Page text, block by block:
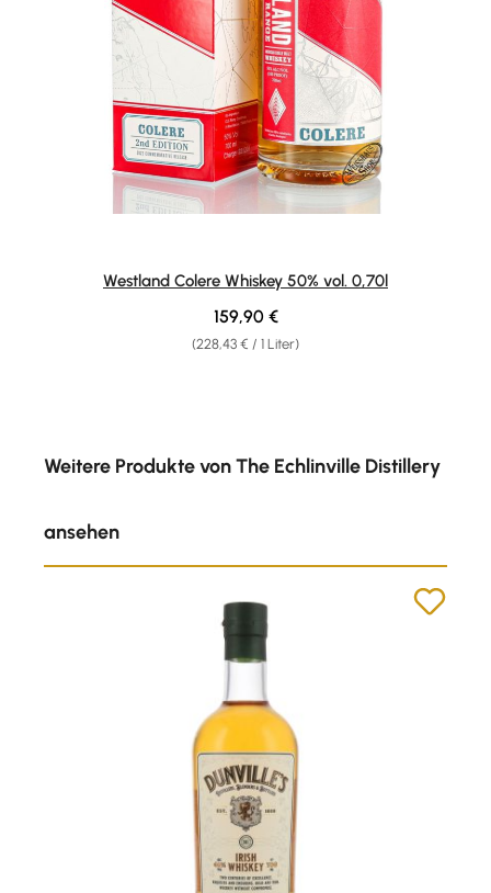
Westland Colere Whiskey 50% vol. 0,70l
(228,43 € / 1 Liter)
Regulärer Preis:
159,90 €
Weitere Produkte von The Echlinville Distillery
ansehen